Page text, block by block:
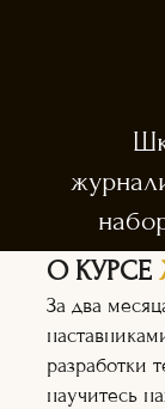
Приём
с 01
О КУРСЕ
За два
разработки
научитесь